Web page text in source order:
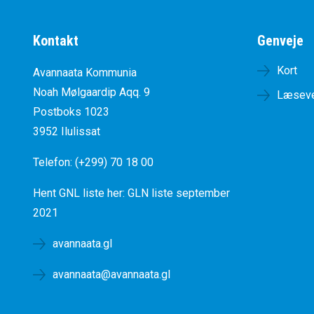
Kontakt
Avannaata Kommunia
Noah Mølgaardip Aqq. 9
Postboks 1023
3952 Ilulissat
Telefon: (+299) 70 18 00
Hent GNL liste her: GLN liste september
2021
avannaata.gl
avannaata@avannaata.gl
Genveje
Kort